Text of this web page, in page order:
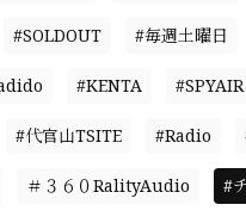
#SOLDOUT #毎週土曜日
#KENTA #SPYAIR
#代官山TSITE #Radio
＃３６０RalityAudio #